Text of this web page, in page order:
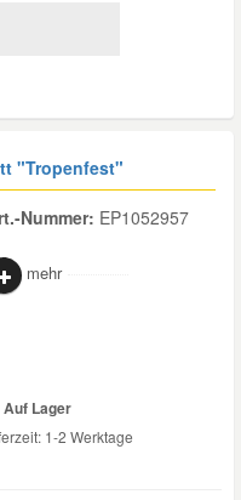
"Tropenfest"
Nummer: EP1052957
mehr
Auf Lager
1-2 Werktage